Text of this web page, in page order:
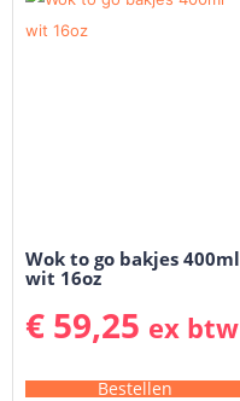
Wok to go bakjes 400ml
wit 16oz
€ 59,25 ex btw
Bestellen